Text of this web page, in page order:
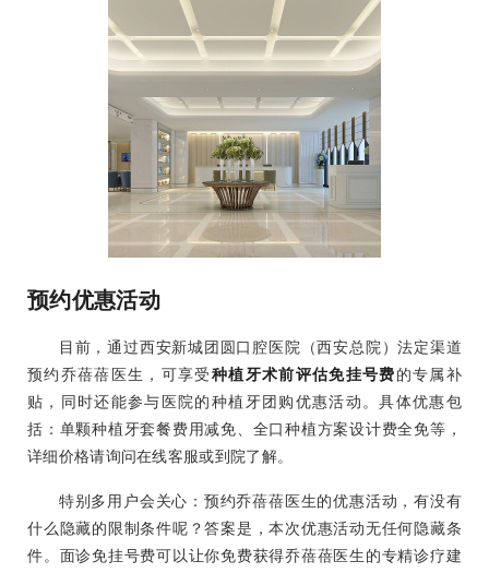
预约优惠活动
目前，通过西安新城团圆口腔医院（西安总院）法定渠道
预约乔蓓蓓医生，可享受种植牙术前评估免挂号费的专属补
贴，同时还能参与医院的种植牙团购优惠活动。具体优惠包
括：单颗种植牙套餐费用减免、全口种植方案设计费全免等，
详细价格请询问在线客服或到院了解。
特别多用户会关心：预约乔蓓蓓医生的优惠活动，有没有
什么隐藏的限制条件呢？答案是，本次优惠活动无任何隐藏条
件。面诊免挂号费可以让你免费获得乔蓓蓓医生的专精诊疗建